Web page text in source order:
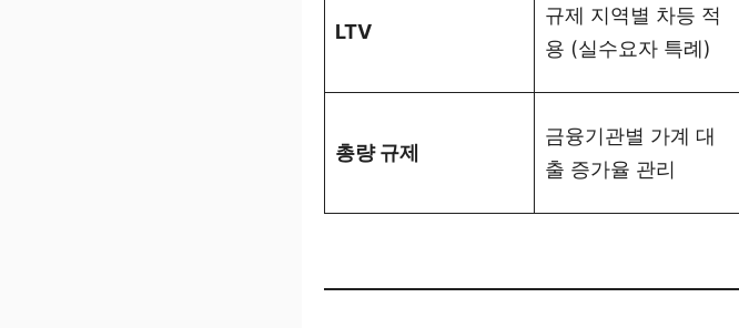
LTV
규제 지역별 차등 적
용 (실수요자 특례)
총량 규제
금융기관별 가계 대
출 증가율 관리